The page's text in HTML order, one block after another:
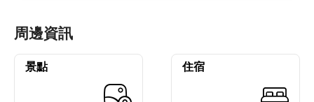
周邊資訊
景點 住宿